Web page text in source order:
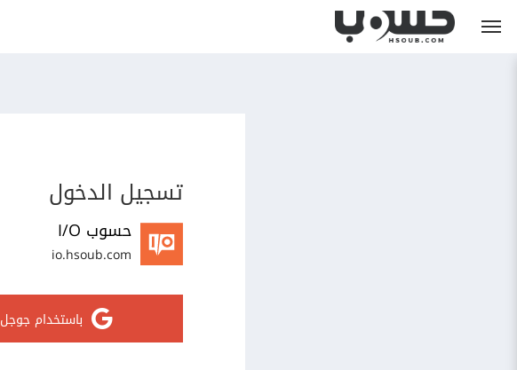
تسجيل الدخول
حسوب I/O
io.hsoub.com
باستخدام جوجل